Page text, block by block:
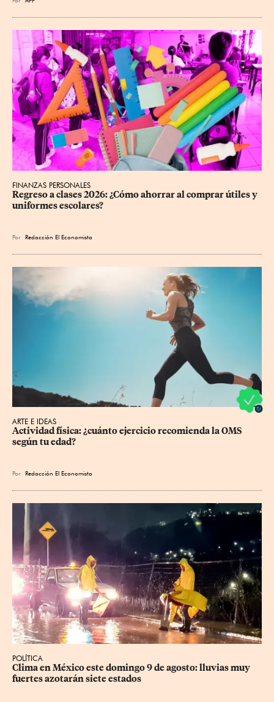
FINANZAS PERSONALES
Regreso a clases 2026: ¿Cómo ahorrar al comprar útiles y
uniformes escolares?
Por Redacción El Economista
ARTE E IDEAS
Actividad física: ¿cuánto ejercicio recomienda la OMS
según tu edad?
Por Redacción El Economista
POLÍTICA
Clima en México este domingo 9 de agosto: lluvias muy
fuertes azotarán siete estados